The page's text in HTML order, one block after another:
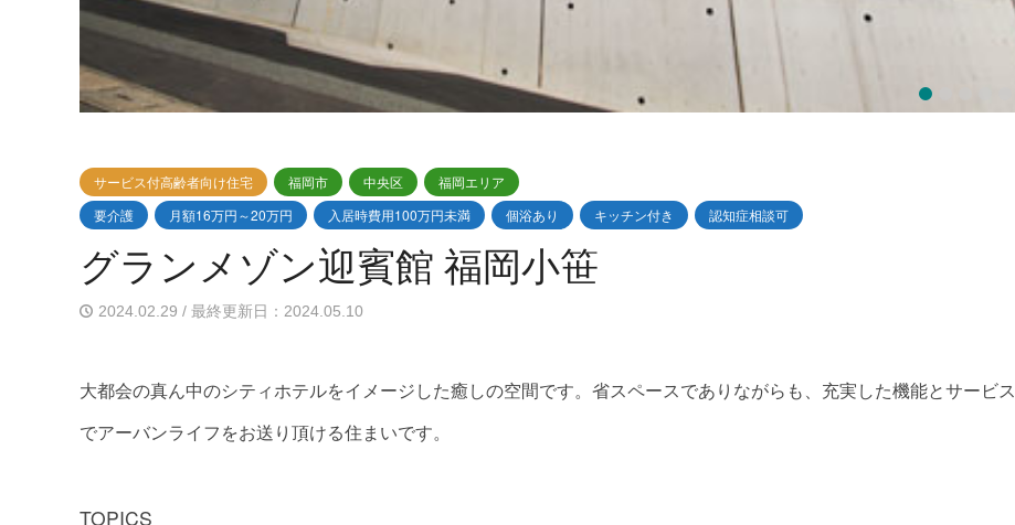
3
サービス付高齢者向け住宅 福岡市 中央区
福岡エリア
要介護
月額16万円～20万円 入居時費用100万円未満 個浴あり キッチン付き 認知症相談可
グランメゾン迎賓館 福岡小笹
2024.02.29 / 最終更新日：2024.05.10
大都会の真ん中のシティホテルをイメージした癒しの空間です。省スペースでありながらも、充実した機能とサービス
でアーバンライフをお送り頂ける住まいです。
TOPICS